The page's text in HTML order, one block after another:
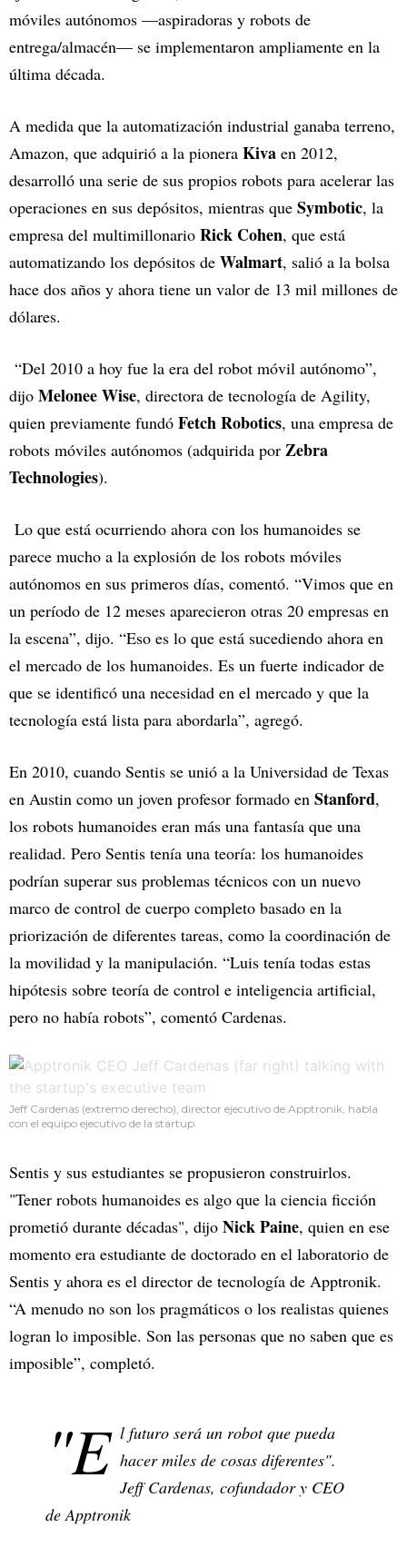
móviles autónomos —aspiradoras y robots de
entrega/almacén— se implementaron ampliamente en la
última década.
A medida que la automatización industrial ganaba terreno,
Amazon, que adquirió a la pionera Kiva en 2012,
desarrolló una serie de sus propios robots para acelerar las
operaciones en sus depósitos, mientras que Symbotic, la
empresa del multimillonario Rick Cohen, que está
automatizando los depósitos de Walmart, salió a la bolsa
hace dos años y ahora tiene un valor de 13 mil millones de
dólares.
“Del 2010 a hoy fue la era del robot móvil autónomo”,
dijo Melonee Wise, directora de tecnología de Agility,
quien previamente fundó Fetch Robotics, una empresa de
robots móviles autónomos (adquirida por Zebra
Technologies).
Lo que está ocurriendo ahora con los humanoides se
parece mucho a la explosión de los robots móviles
autónomos en sus primeros días, comentó. “Vimos que en
un período de 12 meses aparecieron otras 20 empresas en
la escena”, dijo. “Eso es lo que está sucediendo ahora en
el mercado de los humanoides. Es un fuerte indicador de
que se identificó una necesidad en el mercado y que la
tecnología está lista para abordarla”, agregó.
En 2010, cuando Sentis se unió a la Universidad de Texas
en Austin como un joven profesor formado en Stanford,
los robots humanoides eran más una fantasía que una
realidad. Pero Sentis tenía una teoría: los humanoides
podrían superar sus problemas técnicos con un nuevo
marco de control de cuerpo completo basado en la
priorización de diferentes tareas, como la coordinación de
la movilidad y la manipulación. “Luis tenía todas estas
hipótesis sobre teoría de control e inteligencia artificial,
pero no había robots”, comentó Cardenas.
Jeff Cardenas (extremo derecho), director ejecutivo de Apptronik, habla
con el equipo ejecutivo de la startup.
Sentis y sus estudiantes se propusieron construirlos.
"Tener robots humanoides es algo que la ciencia ficción
prometió durante décadas", dijo Nick Paine, quien en ese
momento era estudiante de doctorado en el laboratorio de
Sentis y ahora es el director de tecnología de Apptronik.
“A menudo no son los pragmáticos o los realistas quienes
logran lo imposible. Son las personas que no saben que es
imposible”, completó.
"E l futuro será un robot que pueda
hacer miles de cosas diferentes".
Jeff Cardenas, cofundador y CEO
de Apptronik